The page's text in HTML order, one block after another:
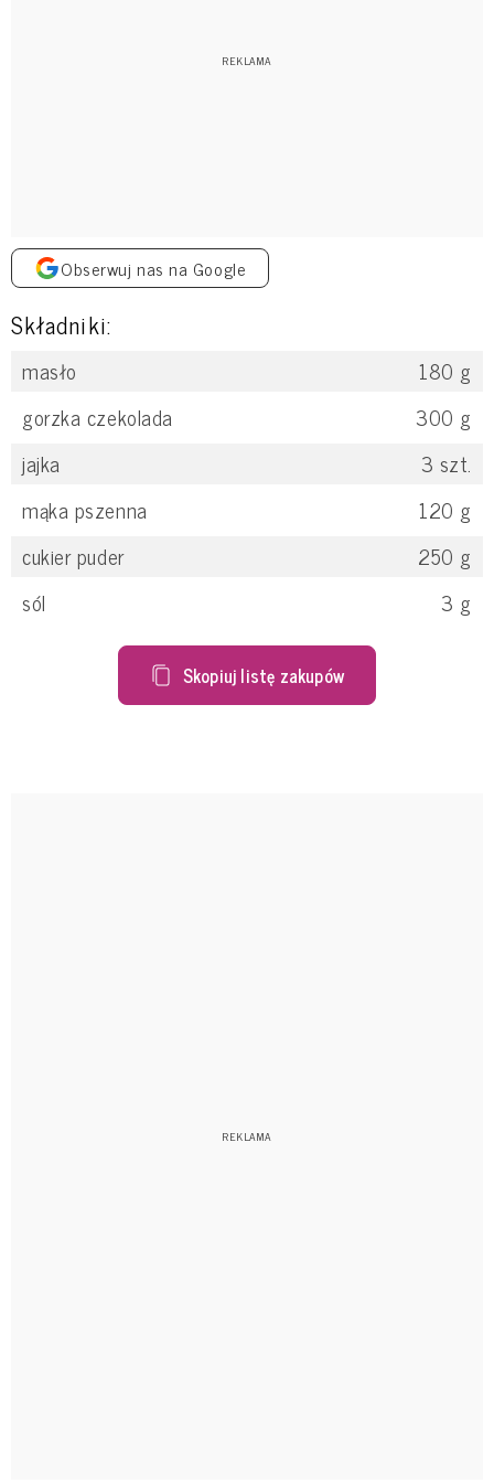
Obserwuj nas na Google
Składniki:
masło 180 g
gorzka czekolada
300 g
jajka
3 szt.
mąka pszenna
120 g
cukier puder
250 g
sól
3 g
Skopiuj listę zakupów